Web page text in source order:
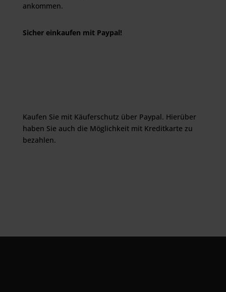
ankommen.
Sicher einkaufen mit Paypal!
Kaufen Sie mit Käuferschutz über Paypal. Hierüber
haben Sie auch die Möglichkeit mit Kreditkarte zu
bezahlen.